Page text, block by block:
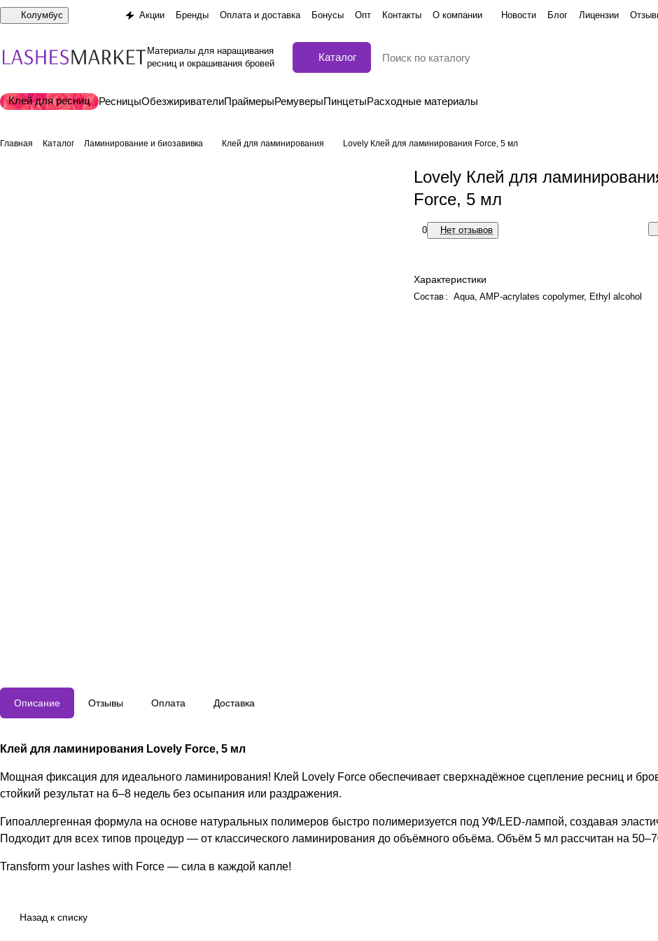
Колумбус Акции Бренды Оплата и доставка Бонусы Опт Контакты О компании Новости Блог Лицензии
Материалы для наращивания
ресниц и окрашивания бровей
Каталог
Клей для ресниц РесницыОбезжиривателиПраймерыРемуверыПинцетыРасходные материалы
Главная Каталог Ламинирование и биозавивка Клей для ламинирования Lovely Клей для ламинирования Force, 5 мл
Lovely Клей для
Force, 5 мл
0 Нет отзывов
Характеристики
Состав : Aqua, AMP-acrylates copolymer, Ethyl alcohol
Описание Отзывы Оплата Доставка
Клей для ламинирования Lovely Force, 5 мл
Мощная фиксация для идеального ламинирования! Клей Lovely Force обеспечивает сверхнадёжное сцепление ресниц и
стойкий результат на 6–8 недель без осыпания или раздражения.
Гипоаллергенная формула на основе натуральных полимеров быстро полимеризуется под УФ/LED-лампой, создавая
Подходит для всех типов процедур — от классического ламинирования до объёмного объёма. Объём 5 мл рассчитан на
Transform your lashes with Force — сила в каждой капле!
Назад к списку